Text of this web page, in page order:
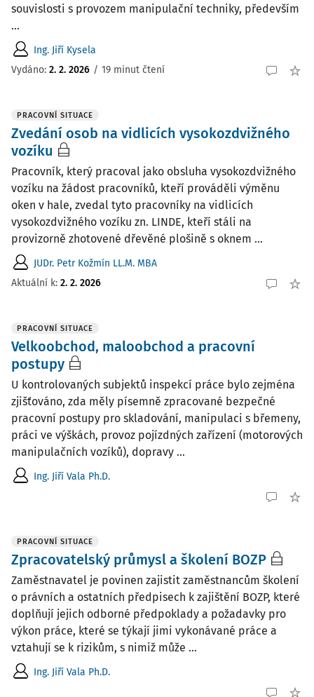
souvislosti s provozem manipulační techniky, především
...
Ing. Jiří Kysela
Vydáno: 2. 2. 2026 / 19 minut čtení
PRACOVNÍ SITUACE
Zvedání osob na vidlicích vysokozdvižného
vozíku
Pracovník, který pracoval jako obsluha vysokozdvižného
vozíku na žádost pracovníků, kteří prováděli výměnu
oken v hale, zvedal tyto pracovníky na vidlicích
vysokozdvižného vozíku zn. LINDE, kteří stáli na
provizorně zhotovené dřevěné plošině s oknem ...
JUDr. Petr Kožmín LL.M. MBA
Aktuální k: 2. 2. 2026
PRACOVNÍ SITUACE
Velkoobchod, maloobchod a pracovní
postupy
U kontrolovaných subjektů inspekcí práce bylo zejména
zjišťováno, zda měly písemně zpracované bezpečné
pracovní postupy pro skladování, manipulaci s břemeny,
práci ve výškách, provoz pojízdných zařízení (motorových
manipulačních vozíků), dopravy ...
Ing. Jiří Vala Ph.D.
PRACOVNÍ SITUACE
Zpracovatelský průmysl a školení BOZP
Zaměstnavatel je povinen zajistit zaměstnancům školení
o právních a ostatních předpisech k zajištění BOZP, které
doplňují jejich odborné předpoklady a požadavky pro
výkon práce, které se týkají jimi vykonávané práce a
vztahují se k rizikům, s nimiž může ...
Ing. Jiří Vala Ph.D.